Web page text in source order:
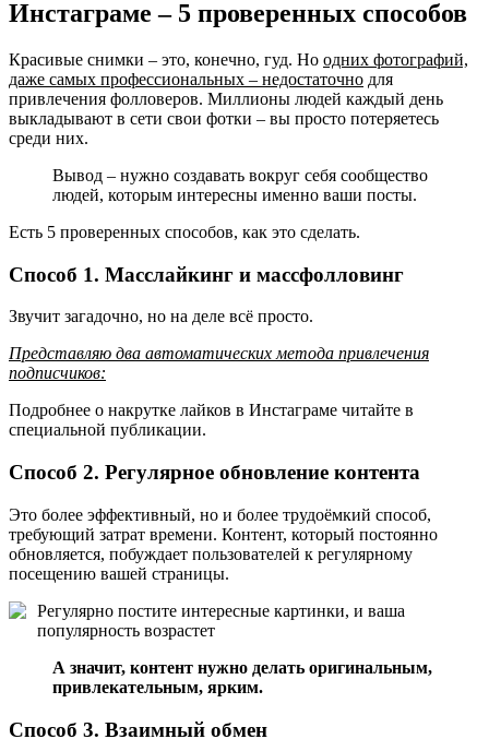
Инстаграме – 5 проверенных способов
Красивые снимки – это, конечно, гуд. Но одних фотографий,
даже самых профессиональных – недостаточно для
привлечения фолловеров. Миллионы людей каждый день
выкладывают в сети свои фотки – вы просто потеряетесь
среди них.
Вывод – нужно создавать вокруг себя сообщество
людей, которым интересны именно ваши посты.
Есть 5 проверенных способов, как это сделать.
Способ 1. Масслайкинг и массфолловинг
Звучит загадочно, но на деле всё просто.
Представляю два автоматических метода привлечения
подписчиков:
Подробнее о накрутке лайков в Инстаграме читайте в
специальной публикации.
Способ 2. Регулярное обновление контента
Это более эффективный, но и более трудоёмкий способ,
требующий затрат времени. Контент, который постоянно
обновляется, побуждает пользователей к регулярному
посещению вашей страницы.
Регулярно постите интересные картинки, и ваша
популярность возрастет
А значит, контент нужно делать оригинальным,
привлекательным, ярким.
Способ 3. Взаимный обмен